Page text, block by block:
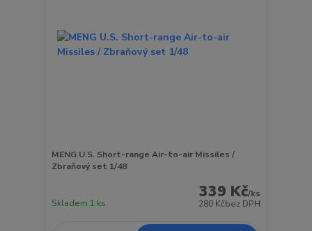
MENG U.S. Short-range Air-to-air Missiles /
Zbraňový set 1/48
339 Kč/ks
280 Kčbez DPH
Skladem 1 ks